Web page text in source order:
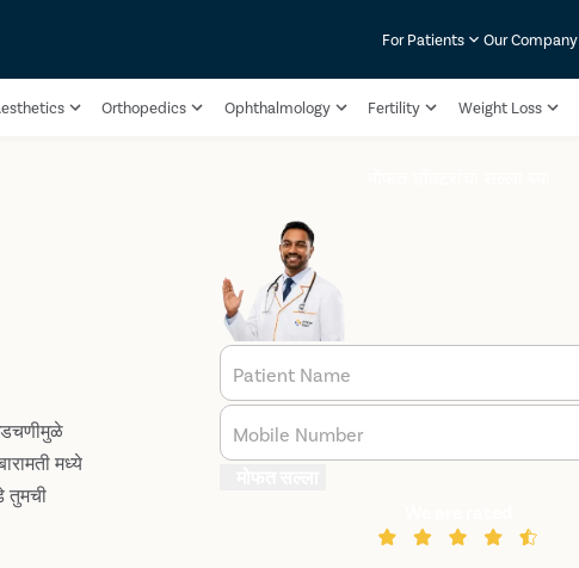
For Patients Our Company
Orthopedics Ophthalmology Fertility Weight Loss
मध्ये
तुमची
Patient Name
Mobile Number